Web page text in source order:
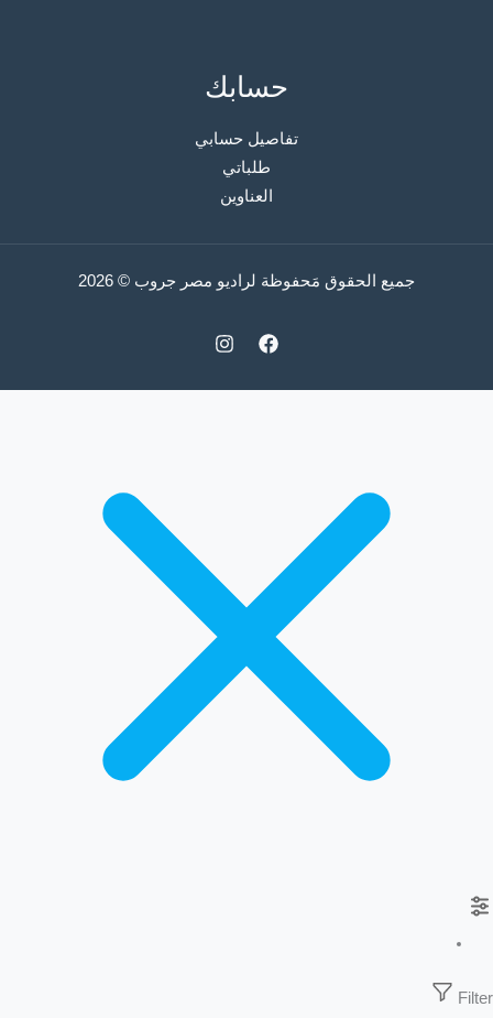
حسابك
تفاصيل حسابي
طلباتي
العناوين
جميع الحقوق مَحفوظة لراديو مصر جروب © 2026
Filter